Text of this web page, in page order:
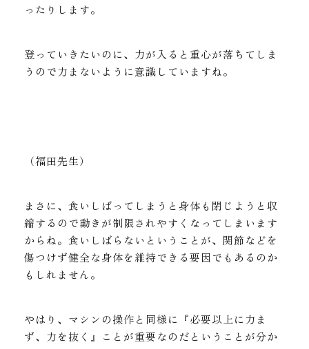
ったりします。
登っていきたいのに、力が入ると重心が落ちてしま
うので力まないように意識していますね。
（福田先生）
まさに、食いしばってしまうと身体も閉じようと収
縮するので動きが制限されやすくなってしまいます
からね。食いしばらないということが、関節などを
傷つけず健全な身体を維持できる要因でもあるのか
もしれません。
やはり、マシンの操作と同様に『必要以上に力ま
ず、力を抜く』ことが重要なのだということが分か